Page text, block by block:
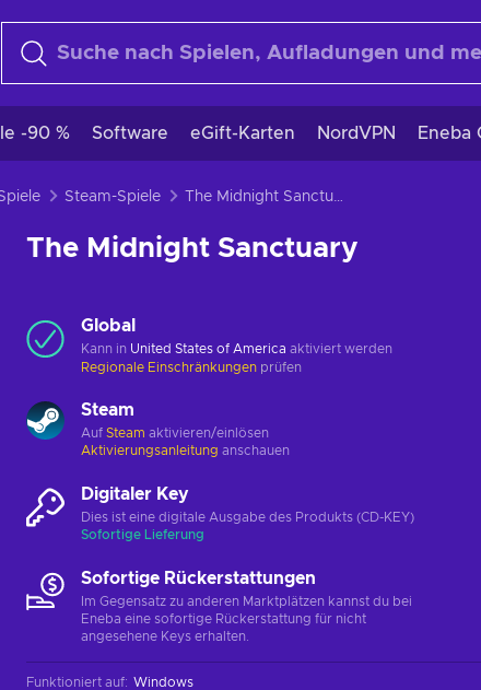
-90 % Software eGift-Karten NordVPN Eneba
Steam-Spiele The Midnight Sanctuary
The Midnight Sanctuary
Global
Kann in United States of America aktiviert werden
Regionale Einschränkungen prüfen
Steam
Auf Steam aktivieren/einlösen
Aktivierungsanleitung anschauen
Digitaler Key
Dies ist eine digitale Ausgabe des Produkts (CD-KEY)
Sofortige Lieferung
Sofortige Rückerstattungen
Im Gegensatz zu anderen Marktplätzen kannst du bei
Eneba eine sofortige Rückerstattung für nicht
angesehene Keys erhalten.
Funktioniert auf: Windows